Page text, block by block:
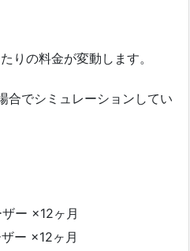
りの料金が変動します。
合でシミュレーションしてい
ー ×12ヶ月
ー ×12ヶ月